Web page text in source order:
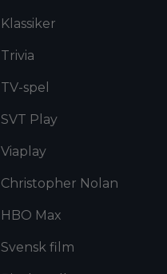
Klassiker
Trivia
TV-spel
SVT Play
Viaplay
Christopher Nolan
HBO Max
Svensk film